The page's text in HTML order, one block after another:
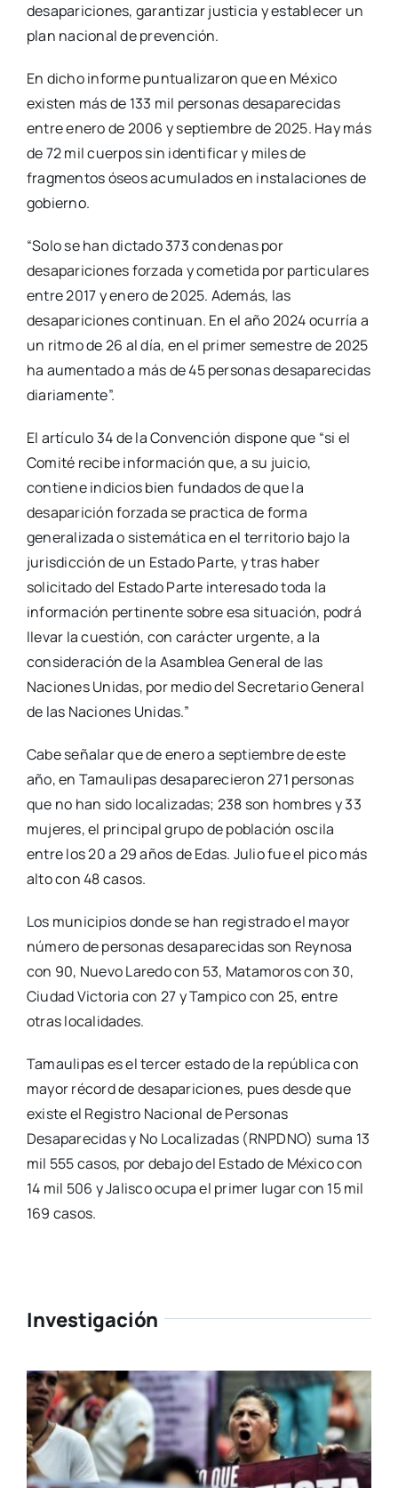
desapariciones, garantizar justicia y establecer un
plan nacional de prevención.
En dicho informe puntualizaron que en México
existen más de 133 mil personas desaparecidas
entre enero de 2006 y septiembre de 2025. Hay más
de 72 mil cuerpos sin identificar y miles de
fragmentos óseos acumulados en instalaciones de
gobierno.
“Solo se han dictado 373 condenas por
desapariciones forzada y cometida por particulares
entre 2017 y enero de 2025. Además, las
desapariciones continuan. En el año 2024 ocurría a
un ritmo de 26 al día, en el primer semestre de 2025
ha aumentado a más de 45 personas desaparecidas
diariamente”.
El artículo 34 de la Convención dispone que “si el
Comité recibe información que, a su juicio,
contiene indicios bien fundados de que la
desaparición forzada se practica de forma
generalizada o sistemática en el territorio bajo la
jurisdicción de un Estado Parte, y tras haber
solicitado del Estado Parte interesado toda la
información pertinente sobre esa situación, podrá
llevar la cuestión, con carácter urgente, a la
consideración de la Asamblea General de las
Naciones Unidas, por medio del Secretario General
de las Naciones Unidas.”
Cabe señalar que de enero a septiembre de este
año, en Tamaulipas desaparecieron 271 personas
que no han sido localizadas; 238 son hombres y 33
mujeres, el principal grupo de población oscila
entre los 20 a 29 años de Edas. Julio fue el pico más
alto con 48 casos.
Los municipios donde se han registrado el mayor
número de personas desaparecidas son Reynosa
con 90, Nuevo Laredo con 53, Matamoros con 30,
Ciudad Victoria con 27 y Tampico con 25, entre
otras localidades.
Tamaulipas es el tercer estado de la república con
mayor récord de desapariciones, pues desde que
existe el Registro Nacional de Personas
Desaparecidas y No Localizadas (RNPDNO) suma 13
mil 555 casos, por debajo del Estado de México con
14 mil 506 y Jalisco ocupa el primer lugar con 15 mil
169 casos.
Investigación